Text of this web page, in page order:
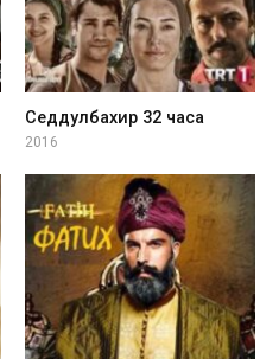
Седдулбахир 32 часа
2016